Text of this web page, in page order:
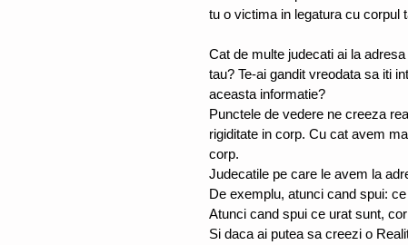
tu o victima in legatura cu corpul
Cat de multe judecati ai la
tau? Te-ai gandit vreodata sa iti
aceasta informatie?
Punctele de vedere ne creeza
rigiditate in corp. Cu cat avem
corp.
Judecatile pe care le avem la
De exemplu, atunci cand spui:
Atunci cand spui ce urat sunt,
Si daca ai putea sa creezi o